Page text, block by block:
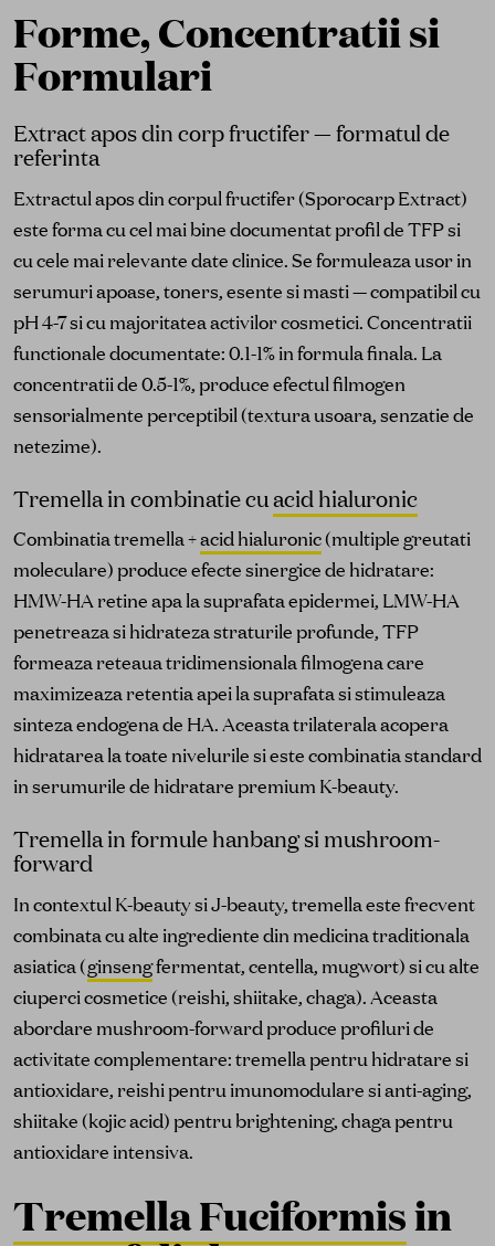
Forme, Concentratii si
Formulari
Extract apos din corp fructifer — formatul de
referinta
Extractul apos din corpul fructifer (Sporocarp Extract)
este forma cu cel mai bine documentat profil de TFP si
cu cele mai relevante date clinice. Se formuleaza usor in
serumuri apoase, toners, esente si masti — compatibil cu
pH 4-7 si cu majoritatea activilor cosmetici. Concentratii
functionale documentate: 0.1-1% in formula finala. La
concentratii de 0.5-1%, produce efectul filmogen
sensorialmente perceptibil (textura usoara, senzatie de
netezime).
Tremella in combinatie cuacid hialuronic
Combinatia tremella +acid hialuronic(multiple greutati
moleculare) produce efecte sinergice de hidratare:
HMW-HA retine apa la suprafata epidermei, LMW-HA
penetreaza si hidrateza straturile profunde, TFP
formeaza reteaua tridimensionala filmogena care
maximizeaza retentia apei la suprafata si stimuleaza
sinteza endogena de HA. Aceasta trilaterala acopera
hidratarea la toate nivelurile si este combinatia standard
in serumurile de hidratare premium K-beauty.
Tremella in formule hanbang si mushroom-
forward
In contextul K-beauty si J-beauty, tremella este frecvent
combinata cu alte ingrediente din medicina traditionala
asiatica (ginsengfermentat, centella, mugwort) si cu alte
ciuperci cosmetice (reishi, shiitake, chaga). Aceasta
abordare mushroom-forward produce profiluri de
activitate complementare: tremella pentru hidratare si
antioxidare, reishi pentru imunomodulare si anti-aging,
shiitake (kojic acid) pentru brightening, chaga pentru
antioxidare intensiva.
Tremella Fuciformisin